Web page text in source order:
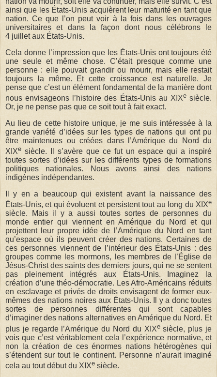
ainsi que les États-Unis acquièrent leur maturité en tant que
nation. Ce que l’on peut voir à la fois dans les ouvrages
universitaires et dans la façon dont nous célébrons le
4 juillet aux États-Unis.
Cela donne l’impression que les États-Unis ont toujours été
une seule et même chose. C’était presque comme une
personne : elle pouvait grandir ou mourir, mais elle restait
toujours la même. Et cette croissance est naturelle. Je
pense que c’est un élément fondamental de la manière dont
nous envisageons l’histoire des États-Unis au XIXesiècle.
Or, je ne pense pas que ce soit tout à fait exact.
Au lieu de cette histoire unique, je me suis intéressée à la
grande variété d’idées sur les types de nations qui ont pu
être maintenues ou créées dans l’Amérique du Nord du
XIXe siècle. Il s’avère que ce fut un espace qui a inspiré
toutes sortes d’idées sur les différents types de formations
politiques nationales.
Nous avons ainsi des nations
indigènes indépendantes.
Il y en a beaucoup qui existent avant la naissance des
États-Unis, et qui évoluent et persistent tout au long du XIXe
siècle. Mais il y a aussi toutes sortes de personnes du
monde entier qui viennent en Amérique du Nord et qui
projettent leur propre idée de l’Amérique du Nord en tant
qu’espace où ils peuvent créer des nations. Certaines de
ces personnes viennent de l’intérieur des États-Unis : des
groupes comme les mormons, les membres de l’Église de
Jésus-Christ des saints des derniers jours, qui ne se sentent
pas pleinement intégrés aux États-Unis. Imaginez la
création d’une théo-démocratie. Les Afro-Américains réduits
en esclavage et privés de droits envisagent de former eux-
mêmes des nations noires aux États-Unis. Il y a donc toutes
sortes de personnes différentes qui sont capables
d’imaginer des nations alternatives en Amérique du Nord. Et
plus je regarde l’Amérique du Nord du XIXesiècle, plus je
vois que c’est véritablement cela l’expérience normative, et
non la création de ces énormes nations hétérogènes qui
s’étendent sur tout le continent. Personne n’aurait imaginé
cela au tout début du XIXe siècle.